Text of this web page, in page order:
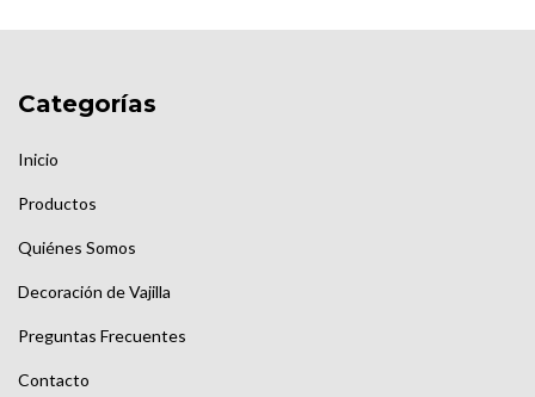
Categorías
Inicio
Productos
Quiénes Somos
Decoración de Vajilla
Preguntas Frecuentes
Contacto